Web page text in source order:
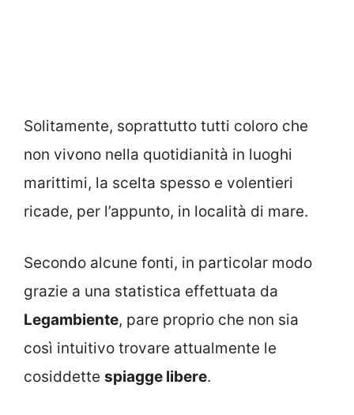
Solitamente, soprattutto tutti coloro che
non vivono nella quotidianità in luoghi
marittimi, la scelta spesso e volentieri
ricade, per l’appunto, in località di mare.
Secondo alcune fonti, in particolar modo
grazie a una statistica effettuata da
Legambiente, pare proprio che non sia
così intuitivo trovare attualmente le
cosiddette spiagge libere.